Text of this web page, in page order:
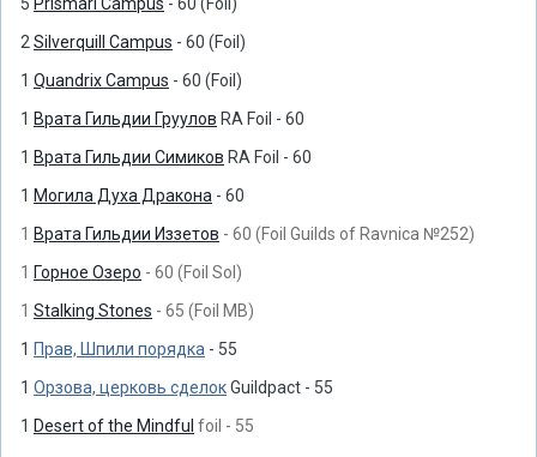
5 Prismari Campus - 60 (Foil)
2Silverquill Campus - 60 (Foil)
1 Quandrix Campus - 60 (Foil)
1 Врата Гильдии Груулов RA Foil - 60
1 Врата Гильдии Симиков RA Foil - 60
1 Могила Духа Дракона - 60
1 Врата Гильдии Иззетов - 60 (Foil Guilds of Ravnica №252)
1 Горное Озеро - 60 (Foil SoI)
1 Stalking Stones - 65 (Foil MB)
1 Прав, Шпили порядка - 55
1 Орзова, церковь сделокGuildpact - 55
1 Desert of the Mindful foil - 55